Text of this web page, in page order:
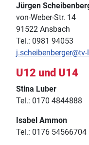
Jürgen
von-Weber-Str. 14
91522 Ansbach
Tel.: 0981 94053
U12 und U14
Stina Luber
Tel.: 0170 4844888
Isabel Ammon
Tel.: 0176 54566704